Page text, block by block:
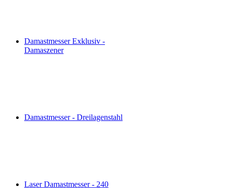
Damastmesser Exklusiv -
Damaszener
Damastmesser - Dreilagenstahl
Laser Damastmesser - 240